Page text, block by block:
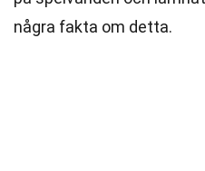
några fakta om detta.